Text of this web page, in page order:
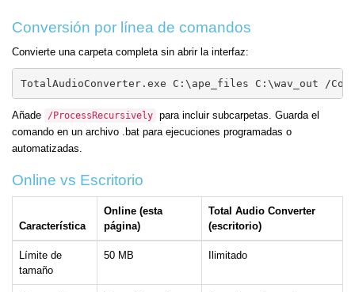
Conversión por línea de comandos
Convierte una carpeta completa sin abrir la interfaz:
TotalAudioConverter.exe C:\ape_files C:\wav_out /
Añade /ProcessRecursively para incluir subcarpetas. Guarda el
comando en un archivo .bat para ejecuciones programadas o
automatizadas.
Online vs Escritorio
Característica
Online (esta
página)
Total Audio Converter
(escritorio)
Límite de
tamaño
50 MB Ilimitado